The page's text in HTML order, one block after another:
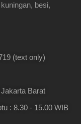
besi,
(text only)
Barat
: 8.30 - 15.00 WIB